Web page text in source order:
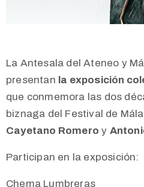
La Antesala del Ateneo y
presentan la exposición
que conmemora las dos
biznaga del Festival de
Cayetano Romero y
Participan en la exposición:
Chema Lumbreras